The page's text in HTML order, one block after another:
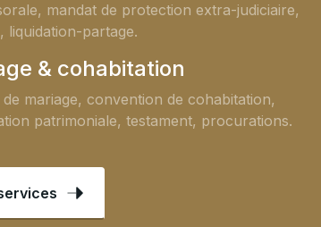
mandat de protection extra-judiciaire,
liquidation-partage.
& cohabitation
mariage, convention de cohabitation,
patrimoniale, testament, procurations.